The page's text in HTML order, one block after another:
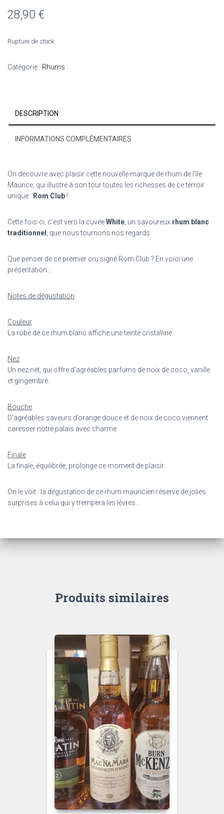
28,90 €
Rupture de stock
Catégorie : Rhums
DESCRIPTION
INFORMATIONS COMPLÉMENTAIRES
On découvre avec plaisir cette nouvelle marque de rhum de l’île
Maurice, qui illustre à son tour toutes les richesses de ce terroir
unique : Rom Club !
Cette fois-ci, c’est vers la cuvéeWhite, un savoureux rhum blanc
traditionnel , que nous tournons nos regards.
Que penser de ce premier cru signé Rom Club ? En voici une
présentation…
Notes de dégustation
Couleur
La robe de ce rhum blanc affiche une teinte cristalline.
Nez
Un nez net, qui offre d’agréables parfums de noix de coco, vanille
et gingembre.
Bouche
D’agréables saveurs d’orange douce et de noix de coco viennent
caresser notre palais avec charme.
Finale
La finale, équilibrée, prolonge ce moment de plaisir.
On le voit : la dégustation de ce rhum mauricien réserve de jolies
surprises à celui qui y trempera les lèvres…
Produits similaires